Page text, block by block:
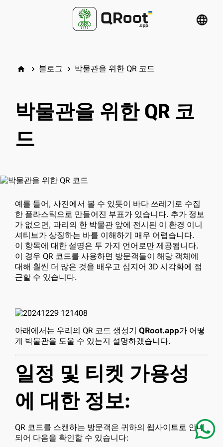
language
home keyboard_arrow_right 블로그 keyboard_arrow_right 박물관을 위한 QR 코드
박물관을 위한 QR 코
드
예를 들어, 사진에서 볼 수 있듯이 바다 쓰레기로 수집
한 플라스틱으로 만들어진 부표가 있습니다. 추가 정보
가 없으면, 파리의 한 박물관 앞에 전시된 이 환경 이니
셔티브가 상징하는 바를 이해하기 매우 어렵습니다.
이 항목에 대한 설명은 두 가지 언어로만 제공됩니다.
이 경우 QR 코드를 사용하면 방문객들이 해당 객체에
대해 훨씬 더 많은 것을 배우고 심지어 3D 시각화에 접
근할 수 있습니다.
아래에서는 우리의 QR 코드 생성기 QRoot.app가 어떻
게 박물관을 도울 수 있는지 설명하겠습니다.
일정 및 티켓 가용성
에 대한 정보:
QR 코드를 스캔하는 방문객은 귀하의 웹사이트로 안내
되어 다음을 확인할 수 있습니다: